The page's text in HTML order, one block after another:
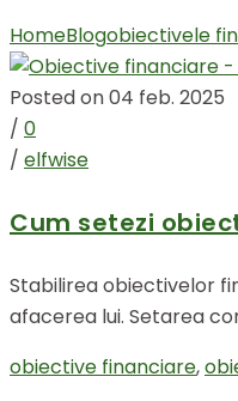
HomeBlogobiectivele
Posted on 04 feb. 2025
/ 0
/ elfwise
Cum setezi
Stabilirea obiectivelor
afacerea lui. Setarea
obiective financiare,